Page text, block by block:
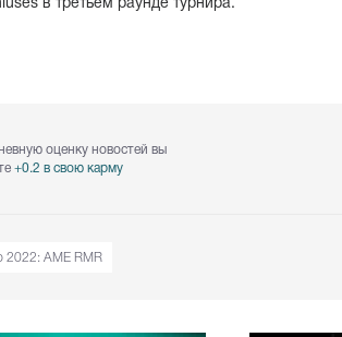
в третьем раунде турнира.
оценку новостей вы
+0.2 в свою карму
2022: AME RMR